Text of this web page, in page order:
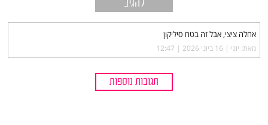
אחלה ציצי, אבל זה בטח סיליקון
מאת: יוני |‏ 16 ביוני 2026 | 12:47
תגובות נוספות